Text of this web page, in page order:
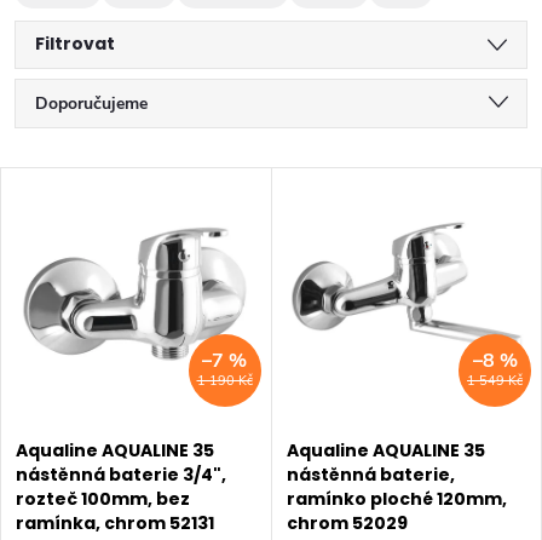
Filtrovat
Ř
a
e
n
p
r
Doporučujeme
Nejprodávanější
Abecedně
p
p
r
1 190 Kč
–7 %
Aqualine AQUALINE 35
nástěnná baterie 3/4",
rozteč 100mm, bez
ramínka, chrom 52131
1 549 Kč
–8 %
Aqualine AQUALINE 35
nástěnná baterie,
ramínko ploché 120mm,
chrom 52029